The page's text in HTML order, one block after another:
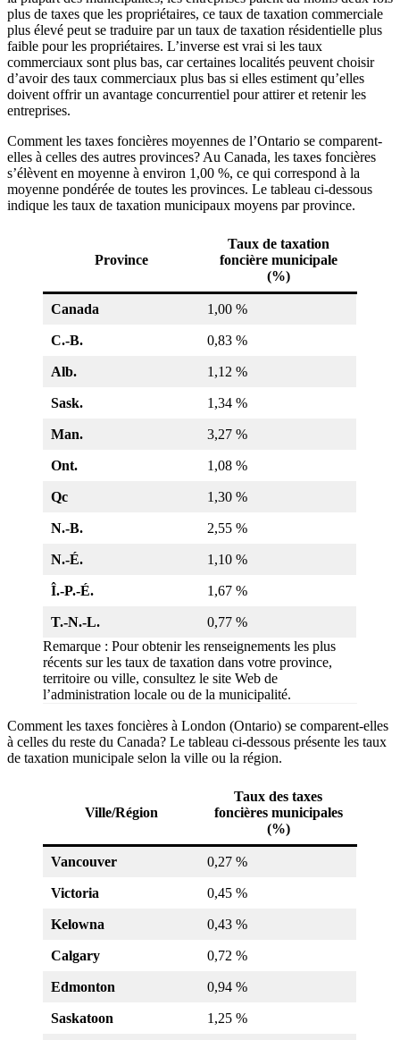
plus de taxes que les propriétaires, ce taux de taxation commerciale
plus élevé peut se traduire par un taux de taxation résidentielle plus
faible pour les propriétaires. L’inverse est vrai si les taux
commerciaux sont plus bas, car certaines localités peuvent choisir
d’avoir des taux commerciaux plus bas si elles estiment qu’elles
doivent offrir un avantage concurrentiel pour attirer et retenir les
entreprises.
Comment les taxes foncières moyennes de l’Ontario se comparent-
elles à celles des autres provinces? Au Canada, les taxes foncières
s’élèvent en moyenne à environ 1,00 %, ce qui correspond à la
moyenne pondérée de toutes les provinces. Le tableau ci-dessous
indique les taux de taxation municipaux moyens par province.
Province
Taux de taxation
foncière municipale
(%)
Canada 1,00 %
C.-B. 0,83 %
Alb. 1,12 %
Sask. 1,34 %
Man. 3,27 %
Ont. 1,08 %
Qc 1,30 %
N.-B. 2,55 %
N.-É. 1,10 %
Î.-P.-É. 1,67 %
T.-N.-L.
0,77 %
Remarque : Pour obtenir les renseignements les plus
récents sur les taux de taxation dans votre province,
territoire ou ville, consultez le site Web de
l’administration locale ou de la municipalité.
Comment les taxes foncières à London (Ontario) se comparent-elles
à celles du reste du Canada? Le tableau ci-dessous présente les taux
de taxation municipale selon la ville ou la région.
Ville/Région
Taux des taxes
foncières municipales
(%)
Vancouver 0,27 %
Victoria 0,45 %
Kelowna 0,43 %
Calgary 0,72 %
Edmonton 0,94 %
Saskatoon 1,25 %